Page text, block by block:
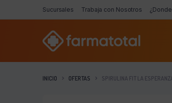
Sucursales Trabaja con Nosotros
INICIO OFERTAS SPIRULINA FIT LA